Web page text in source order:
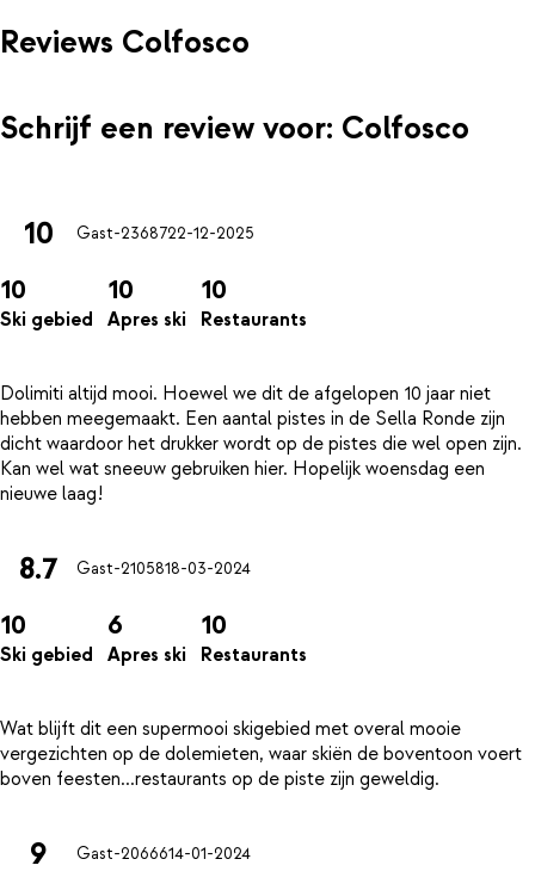
Reviews Colfosco
Schrijf een review voor: Colfosco
10 Gast-2368722-12-2025
10
Ski gebied
10
Apres ski
10
Restaurants
Dolimiti altijd mooi. Hoewel we dit de afgelopen 10 jaar niet
hebben meegemaakt. Een aantal pistes in de Sella Ronde zijn
dicht waardoor het drukker wordt op de pistes die wel open zijn.
Kan wel wat sneeuw gebruiken hier. Hopelijk woensdag een
8.7 Gast-2105818-03-2024
10
Ski gebied
6
Apres ski
10
Restaurants
Wat blijft dit een supermooi skigebied met overal mooie
vergezichten op de dolemieten, waar skiën de boventoon voert
9 Gast-2066614-01-2024